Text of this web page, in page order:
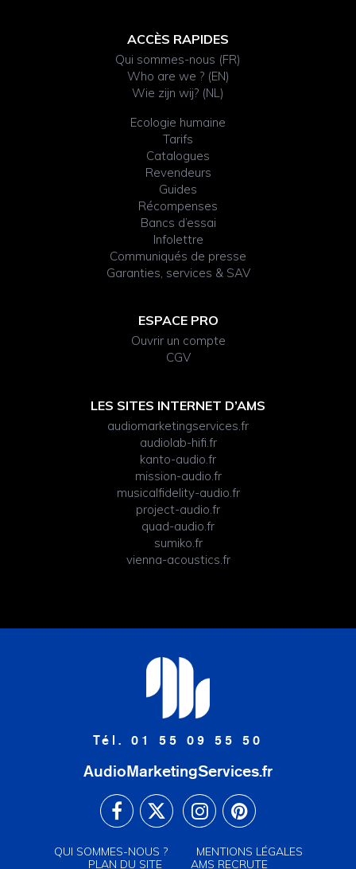
ACCÈS RAPIDES
Qui sommes-nous (FR)
Who are we ? (EN)
Wie zijn wij? (NL)
Ecologie humaine
Tarifs
Catalogues
Revendeurs
Guides
Récompenses
Bancs d’essai
Infolettre
Communiqués de presse
Garanties, services & SAV
ESPACE PRO
Ouvrir un compte
CGV
LES SITES INTERNET D’AMS
audiomarketingservices.fr
audiolab-hifi.fr
kanto-audio.fr
mission-audio.fr
musicalfidelity-audio.fr
project-audio.fr
quad-audio.fr
sumiko.fr
vienna-acoustics.fr
Tél. 01 55 09 55 50
AudioMarketingServices.fr
QUI SOMMES-NOUS ?
MENTIONS LÉGALES
PLAN DU SITE
AMS RECRUTE